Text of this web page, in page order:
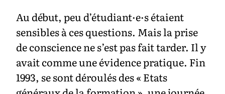
Au début, peu d’étudiant·e·s étaient
sensibles à ces questions. Mais la prise
de conscience ne s’est pas fait tarder. Il y
avait comme une évidence pratique. Fin
1993, se sont déroulés des « Etats